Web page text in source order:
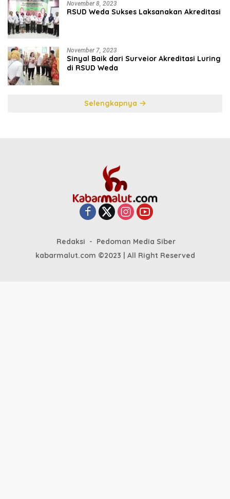
November 8, 2023
RSUD Weda Sukses Laksanakan Akreditasi
November 7, 2023
Sinyal Baik dari Surveior Akreditasi Luring
di RSUD Weda
Selengkapnya
Redaksi
Pedoman Media Siber
kabarmalut.com ©2023 | All Right Reserved